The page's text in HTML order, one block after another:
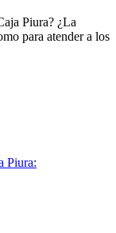
Piura? ¿La
para atender a los